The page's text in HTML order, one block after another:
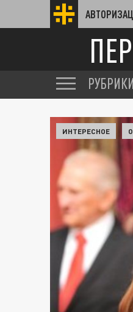
РУБРИКИ
ИНТЕРЕСНОЕ